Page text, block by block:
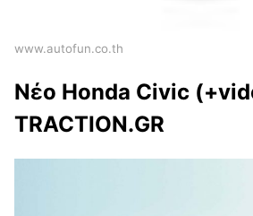
www.autofun.co.th
Νέο Honda Civic
TRACTION.GR